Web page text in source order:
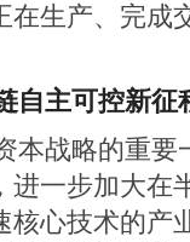
生产、完成
自主可控新征
本战略的重
一步加大在
核心技术的产